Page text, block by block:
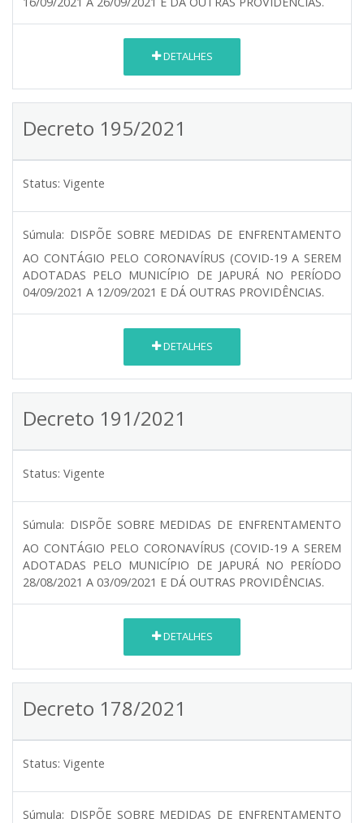
DETALHES
Decreto 195/2021
Status: Vigente
Súmula: DISPÕE SOBRE MEDIDAS DE ENFRENTAMENTO
AO CONTÁGIO PELO CORONAVÍRUS (COVID-19 A SEREM
ADOTADAS PELO MUNICÍPIO DE JAPURÁ NO PERÍODO
04/09/2021 A 12/09/2021 E DÁ OUTRAS PROVIDÊNCIAS.
DETALHES
Decreto 191/2021
Status: Vigente
Súmula: DISPÕE SOBRE MEDIDAS DE ENFRENTAMENTO
AO CONTÁGIO PELO CORONAVÍRUS (COVID-19 A SEREM
ADOTADAS PELO MUNICÍPIO DE JAPURÁ NO PERÍODO
28/08/2021 A 03/09/2021 E DÁ OUTRAS PROVIDÊNCIAS.
DETALHES
Decreto 178/2021
Status: Vigente
Súmula: DISPÕE SOBRE MEDIDAS DE ENFRENTAMENTO